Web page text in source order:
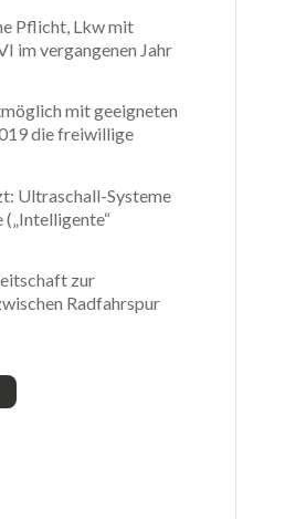
Pflicht, Lkw mit
im vergangenen Jahr
mit geeigneten
die freiwillige
Ultraschall-Systeme
zur
Radfahrspur